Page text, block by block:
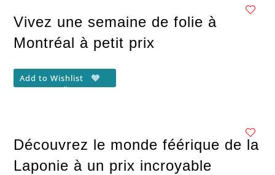
Vivez une semaine de folie à
Montréal à petit prix
Add to Wishlist
Découvrez le monde féérique de la
Laponie à un prix incroyable